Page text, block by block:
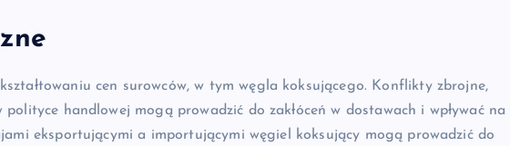
cen surowców, w tym węgla koksującego. Konflikty zbrojne,
handlowej mogą prowadzić do zakłóceń w dostawach i wpływać na
eksportującymi a importującymi węgiel koksujący mogą prowadzić do